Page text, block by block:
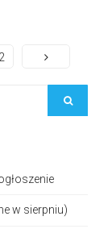
2
w sierpniu)